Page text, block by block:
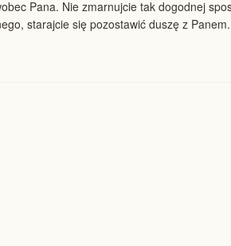
Pana. Nie zmarnujcie tak dogodnej
starajcie się pozostawić duszę z